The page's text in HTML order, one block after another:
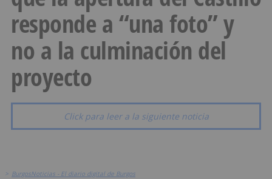
responde a “una foto” y
no a la culminación del
proyecto
Click para leer a la siguiente noticia
> BurgosNoticias - El diario digital de Burgos